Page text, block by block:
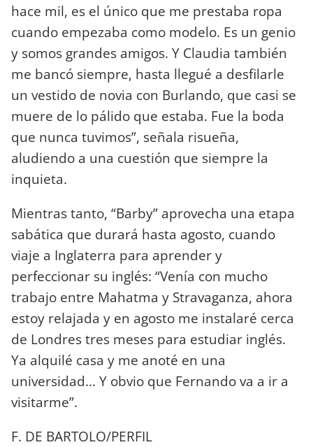
hace mil, es el único que me prestaba ropa
cuando empezaba como modelo. Es un genio
y somos grandes amigos. Y Claudia también
me bancó siempre, hasta llegué a desfilarle
un vestido de novia con Burlando, que casi se
muere de lo pálido que estaba. Fue la boda
que nunca tuvimos”, señala risueña,
aludiendo a una cuestión que siempre la
inquieta.
Mientras tanto, “Barby” aprovecha una etapa
sabática que durará hasta agosto, cuando
viaje a Inglaterra para aprender y
perfeccionar su inglés: “Venía con mucho
trabajo entre Mahatma y Stravaganza, ahora
estoy relajada y en agosto me instalaré cerca
de Londres tres meses para estudiar inglés.
Ya alquilé casa y me anoté en una
universidad... Y obvio que Fernando va a ir a
visitarme”.
F. DE BARTOLO/PERFIL